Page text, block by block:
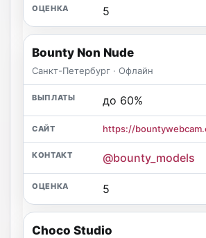
5
Bounty Non Nude
Санкт-Петербург · Офлайн
до 60%
https://
@bounty_models
5
Choco Studio